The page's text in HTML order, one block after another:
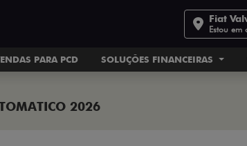
Fiat
Estou em
PARA PCD SOLUÇÕES FINANCEIRAS
2026